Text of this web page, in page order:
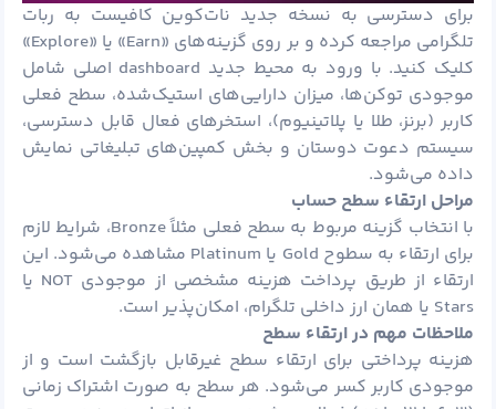
برای دسترسی به نسخه جدید نات‌کوین کافیست به ربات
تلگرامی مراجعه کرده و بر روی گزینه‌های «Earn» یا «Explore»
کلیک کنید. با ورود به محیط جدید dashboard اصلی شامل
موجودی توکن‌ها، میزان دارایی‌های استیک‌شده، سطح فعلی
کاربر (برنز، طلا یا پلاتینیوم)، استخرهای فعال قابل دسترسی،
سیستم دعوت دوستان و بخش کمپین‌های تبلیغاتی نمایش
داده می‌شود.
مراحل ارتقاء سطح حساب
با انتخاب گزینه مربوط به سطح فعلی مثلاً Bronze، شرایط لازم
برای ارتقاء به سطوح Gold یا Platinum مشاهده می‌شود. این
ارتقاء از طریق پرداخت هزینه مشخصی از موجودی NOT یا
Stars یا همان ارز داخلی تلگرام، امکان‌پذیر است.
ملاحظات مهم در ارتقاء سطح
هزینه پرداختی برای ارتقاء سطح غیرقابل بازگشت است و از
موجودی کاربر کسر می‌شود. هر سطح به صورت اشتراک زمانی